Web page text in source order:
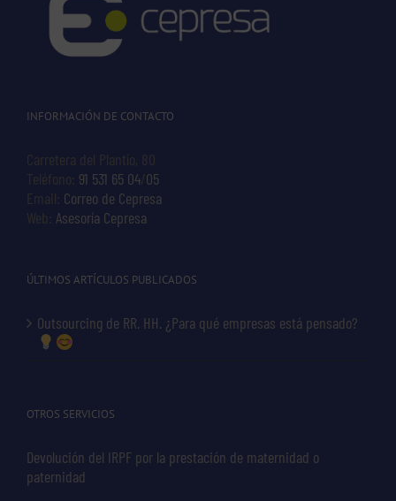
INFORMACIÓN DE CONTACTO
Carretera del Plantío, 80
Teléfono: 91 531 65 04 05
Email: Correo de Cepresa
Web: Asesoría Cepresa
ÚLTIMOS ARTÍCULOS PUBLICADOS
Outsourcing de RR. HH. ¿Para qué empresas está pensado?
OTROS SERVICIOS
Devolución del IRPF por la prestación de maternidad o
paternidad